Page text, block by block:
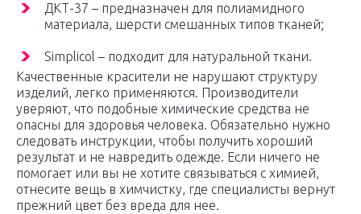
ДКТ-37 – предназначен для полиамидного
материала, шерсти смешанных типов тканей;
Simplicol – подходит для натуральной ткани.
Качественные красители не нарушают структуру
изделий, легко применяются. Производители
уверяют, что подобные химические средства не
опасны для здоровья человека. Обязательно нужно
следовать инструкции, чтобы получить хороший
результат и не навредить одежде. Если ничего не
помогает или вы не хотите связываться с химией,
отнесите вещь в химчистку, где специалисты вернут
прежний цвет без вреда для нее.